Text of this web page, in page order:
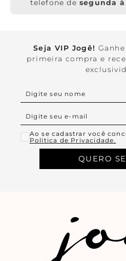
telefone de segunda à
Seja VIP Jogê!
primeira compra e
Ao se cadastrar você
Política de Privacidade.
QUERO